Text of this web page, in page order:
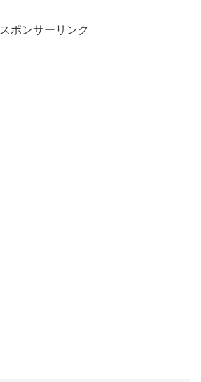
スポンサーリンク